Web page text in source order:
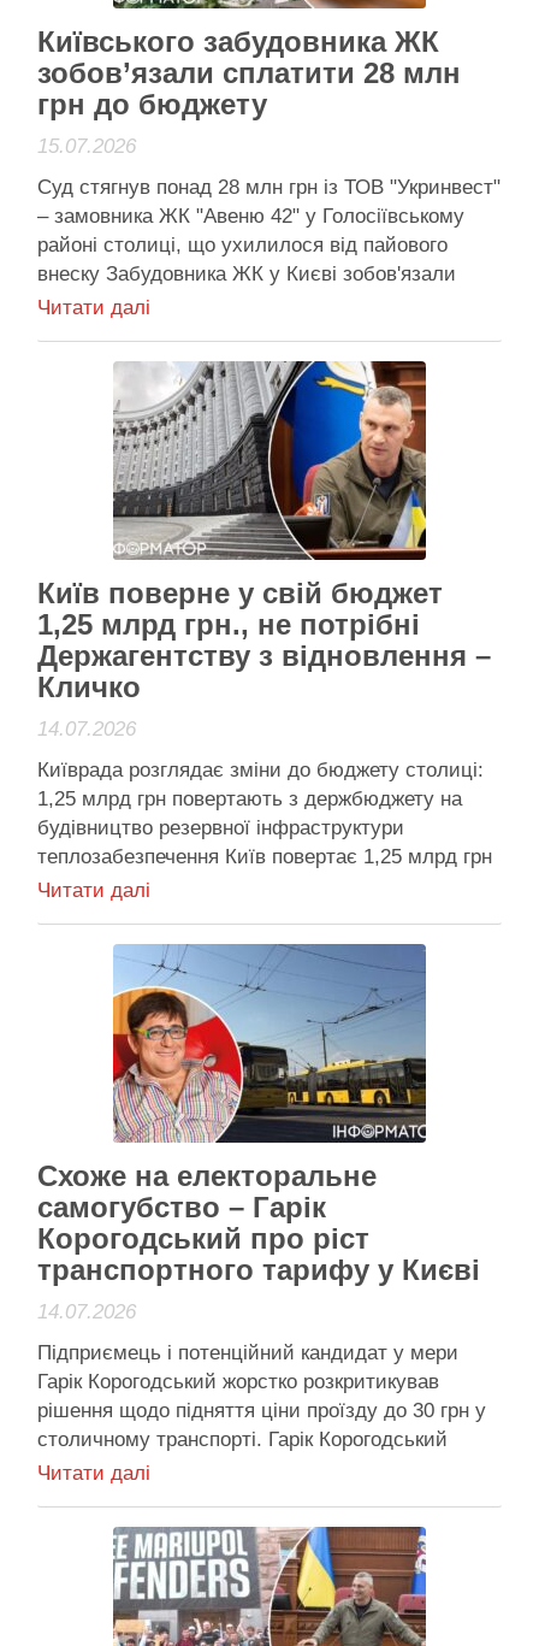
Київського забудовника ЖК
зобов’язали сплатити 28 млн
грн до бюджету
15.07.2026
Суд стягнув понад 28 млн грн із ТОВ "Укринвест"
– замовника ЖК "Авеню 42" у Голосіївському
районі столиці, що ухилилося від пайового
внеску Забудовника ЖК у Києві зобов'язали
сплатити 28 млн Господарський суд Києва
Голосіївському районі понад 28 млн грн. Київські
забудовники заборгували …
Читати далі
Активісти району
Київ поверне у свій бюджет
1,25 млрд грн., не потрібні
Держагентству з відновлення –
Кличко
14.07.2026
Київрада розглядає зміни до бюджету столиці:
1,25 млрд грн повертають з держбюджету на
будівництво резервної інфраструктури
теплозабезпечення Київ повертає 1,25 млрд грн
на теплопостачання: каже, що Уряд не зможе
Київрада 14 липня 2026 року розглядає зміни до
міського бюджету. Вони дозволять столиці не
віддавати до центрального …
Читати далі
Активісти району
Схоже на електоральне
самогубство – Гарік
Корогодський про ріст
транспортного тарифу у Києві
14.07.2026
Підприємець і потенційний кандидат у мери
Гарік Корогодський жорстко розкритикував
рішення щодо підняття ціни проїзду до 30 грн у
столичному транспорті. Гарік Корогодський
висловився про зростання транспортних
логіку Підняття вартості проїзду у київському
транспорті з 8 до 30 гривень викликало різку
реакцію …
Читати далі